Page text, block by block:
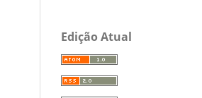
Edição Atual